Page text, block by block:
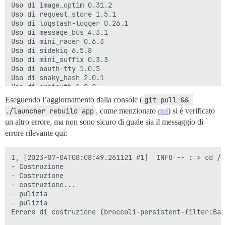
Eseguendo l’aggiornamento dalla console ( git pull &&
./launcher rebuild app , come menzionato qui) si è verificato
un altro errore, ma non sono sicuro di quale sia il messaggio di
errore rilevante qui:
I, [2023-07-04T08:08:49.261121 #1]  INFO -- : > cd /
- Costruzione
- Costruzione
- costruzione...
- pulizia
- pulizia
Errore di costruzione (broccoli-persistent-